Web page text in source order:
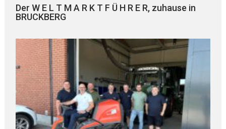
Der W E L T M A R K T F Ü H R E R, zuhause in
BRUCKBERG